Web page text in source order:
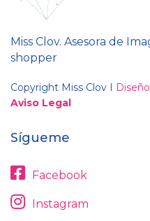
Miss Clov. Asesora de
shopper
Copyright Miss Clov I
Aviso Legal
Sígueme
Facebook
Instagram